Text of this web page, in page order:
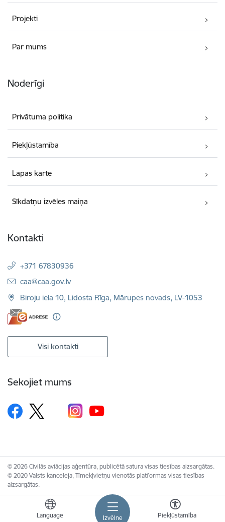
Izvēlne
Language Piekļūstamība
Projekti
Par mums
Noderīgi
Privātuma politika
Piekļūstamība
Lapas karte
Sīkdatņu izvēles maiņa
Kontakti
+371 67830936
E-pasts:
caa@caa.gov.lv
Biroju iela 10, Lidosta Rīga, Mārupes novads, LV-1053
Visi kontakti
Sekojiet mums
© 2026 Civilās aviācijas aģentūra, publicētā satura visas tiesības aizsargātas.
© 2020 Valsts kanceleja, Tīmekļvietņu vienotās platformas visas tiesības
aizsargātas.